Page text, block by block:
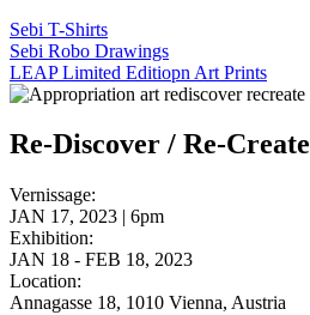
Sebi T-Shirts
Sebi Robo Drawings
LEAP Limited Editiopn Art Prints
Re-Discover / Re-Create
Vernissage:
JAN 17, 2023 | 6pm
Exhibition:
JAN 18 - FEB 18, 2023
Location:
Annagasse 18, 1010 Vienna, Austria